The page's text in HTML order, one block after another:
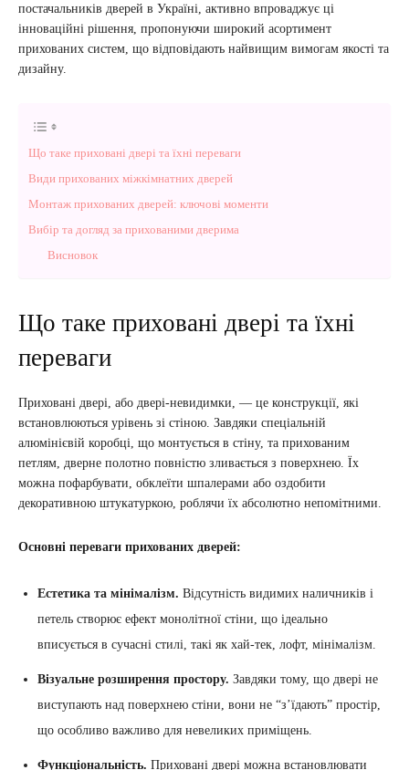
постачальників дверей в Україні, активно впроваджує ці
інноваційні рішення, пропонуючи широкий асортимент
прихованих систем, що відповідають найвищим вимогам якості та
дизайну.
Що таке приховані двері та їхні переваги
Види прихованих міжкімнатних дверей
Монтаж прихованих дверей: ключові моменти
Вибір та догляд за прихованими дверима
Висновок
Що таке приховані двері та їхні
переваги
Приховані двері, або двері-невидимки, — це конструкції, які
встановлюються урівень зі стіною. Завдяки спеціальній
алюмінієвій коробці, що монтується в стіну, та прихованим
петлям, дверне полотно повністю зливається з поверхнею. Їх
можна пофарбувати, обклеїти шпалерами або оздобити
декоративною штукатуркою, роблячи їх абсолютно непомітними.
Основні переваги прихованих дверей:
Естетика та мінімалізм. Відсутність видимих наличників і
петель створює ефект монолітної стіни, що ідеально
вписується в сучасні стилі, такі як хай-тек, лофт, мінімалізм.
Візуальне розширення простору. Завдяки тому, що двері не
виступають над поверхнею стіни, вони не “з’їдають” простір,
що особливо важливо для невеликих приміщень.
Функціональність. Приховані двері можна встановлювати